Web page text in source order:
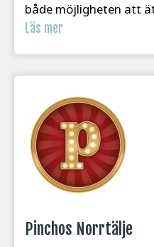
både möjligheten att
Läs mer
Pinchos Norrtälje